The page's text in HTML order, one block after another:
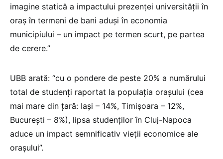
imagine statică a impactului prezenței universității în
oraș în termeni de bani aduși în economia
municipiului – un impact pe termen scurt, pe partea
de cerere.”
UBB arată: “cu o pondere de peste 20% a numărului
total de studenți raportat la populația orașului (cea
mai mare din țară: Iași – 14%, Timișoara – 12%,
București – 8%), lipsa studenților în Cluj-Napoca
aduce un impact semnificativ vieții economice ale
orașului”.